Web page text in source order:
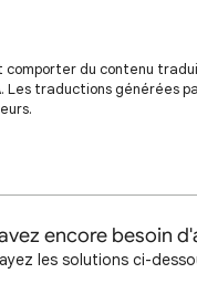
comporter du contenu
Les traductions générées
encore besoin
les solutions ci-